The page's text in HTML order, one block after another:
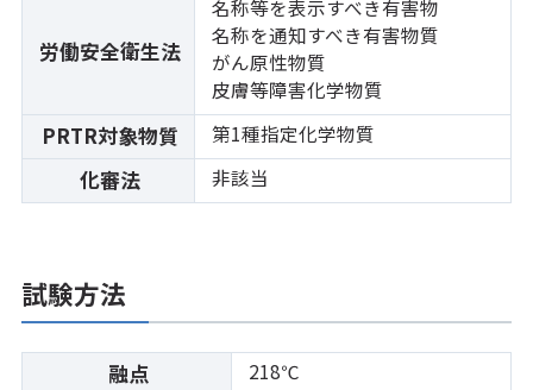
労働安全衛生法
名称等を表示すべき有害物
名称を通知すべき有害物質
がん原性物質
皮膚等障害化学物質
PRTR対象物質 第1種指定化学物質
化審法 非該当
試験方法
融点 218℃